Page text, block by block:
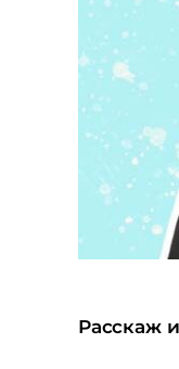
Расскаж